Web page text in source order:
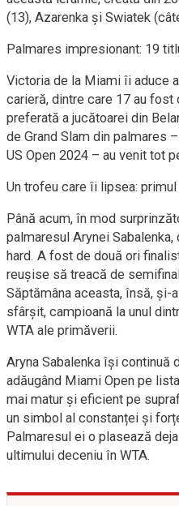
(13), Azarenka și Swiatek
Palmares impresionant: 19
Victoria de la Miami îi aduce
carieră, dintre care 17 au fost
preferată a jucătoarei din
de Grand Slam din palmares
US Open 2024 – au venit tot
Un trofeu care îi lipsea:
Până acum, în mod
palmaresul Arynei
hard. A fost de două ori
reușise să treacă de
Săptămâna aceasta, însă,
sfârșit, campioană la unul
WTA ale primăverii.
Aryna Sabalenka își continuă
adăugând Miami Open pe
mai matur și eficient pe
un simbol al constanței și
Palmaresul ei o plasează
ultimului deceniu în WTA.